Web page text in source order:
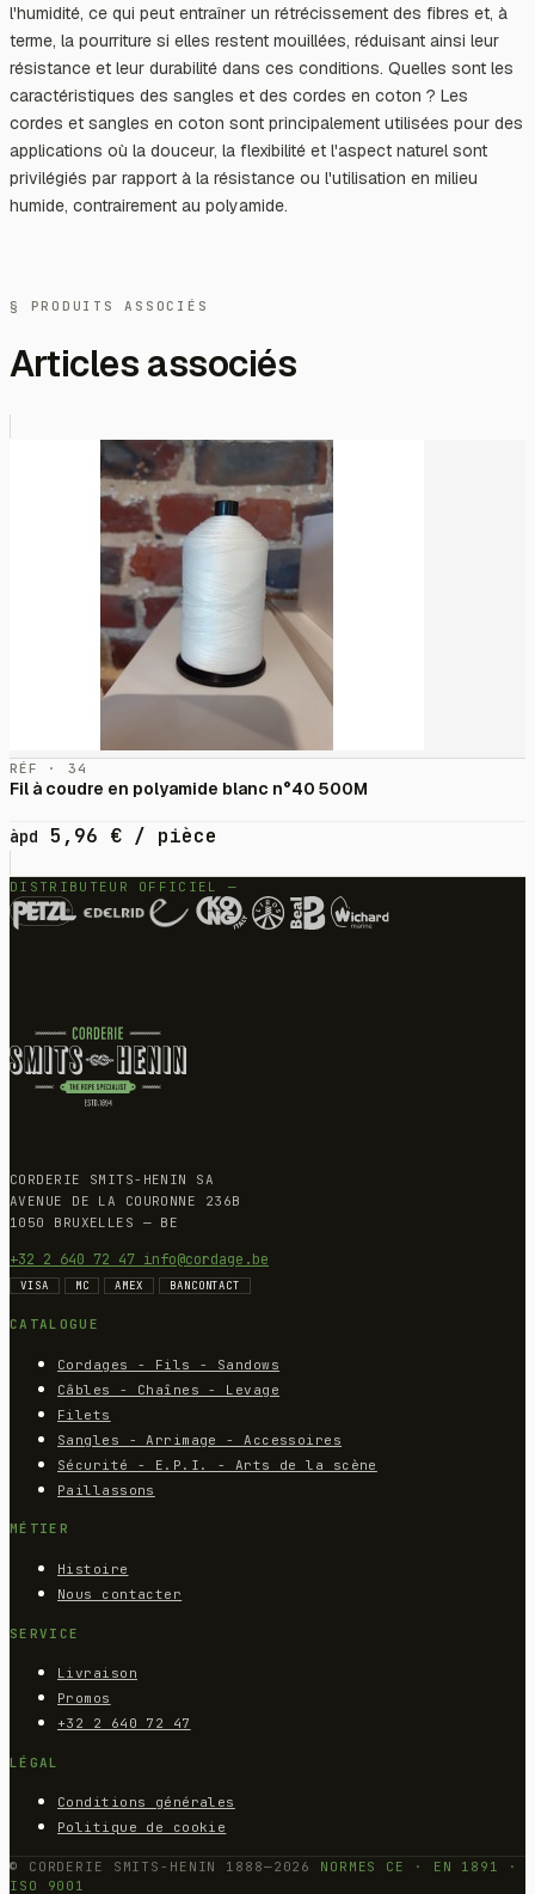
l'humidité, ce qui peut entraîner un rétrécissement des fibres et, à
terme, la pourriture si elles restent mouillées, réduisant ainsi leur
résistance et leur durabilité dans ces conditions. Quelles sont les
caractéristiques des sangles et des cordes en coton ? Les
cordes et sangles en coton sont principalement utilisées pour des
applications où la douceur, la flexibilité et l'aspect naturel sont
privilégiés par rapport à la résistance ou l'utilisation en milieu
humide, contrairement au polyamide.
§ PRODUITS ASSOCIÉS
Articles associés
RÉF · 34
Fil à coudre en polyamide blanc n°40 500M
àpd 5,96 € / pièce
DISTRIBUTEUR OFFICIEL —
CORDERIE SMITS-HENIN SA
AVENUE DE LA COURONNE 236B
1050 BRUXELLES — BE
+32 2 640 72 47 info@cordage.be
VISA MC AMEX BANCONTACT
CATALOGUE
Cordages - Fils - Sandows
Câbles - Chaînes - Levage
Filets
Sangles - Arrimage - Accessoires
Sécurité - E.P.I. - Arts de la scène
Paillassons
MÉTIER
Histoire
Nous contacter
SERVICE
Livraison
Promos
+32 2 640 72 47
LÉGAL
Conditions générales
Politique de cookie
© CORDERIE SMITS-HENIN 1888—2026
NORMES CE · EN 1891 ·
ISO 9001